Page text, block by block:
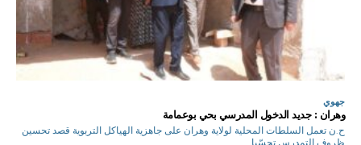
جهوي
وهران : جديد الدخول المدرسي بحي بوعمامة
ح.ن تعمل السلطات المحلية لولاية وهران على جاهزية الهياكل التربوية قصد تحسين
ظروف التمدرس تحسّبا...